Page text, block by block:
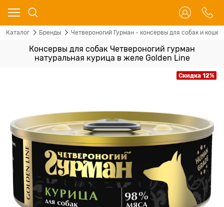
Каталог Бренды Четвероногий Гурман - консервы для собак и кошек
Консервы для собак Четвероногий гурман
натуральная курица в желе Golden Line
Скидка 12%